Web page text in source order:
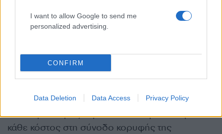
I want to allow Google to send me
personalized advertising.
CONFIRM
Data Deletion Data Access Privacy Policy
από το Βίλνιους. Ο Ουκρανός πρόεδρος
Βολοντιμίρ Ζελένσκι περίμενε περισσότερα και
αναποφασιστικότητα είναι αδυναμία»,
παραπονέθηκε. «Για τη Ρωσία, αυτό είναι ένα
Μια δημόσια ρήξη πρέπει να αποφευχθεί με
κάθε κόστος στη σύνοδο κορυφής της